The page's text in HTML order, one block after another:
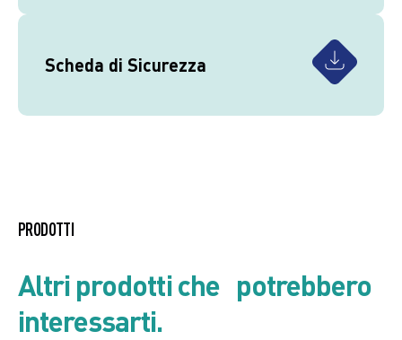
Scheda di Sicurezza
PRODOTTI
Altri prodotti che potrebbero
interessarti.